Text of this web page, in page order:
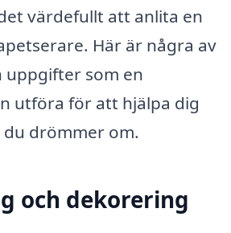
värdefullt att anlita en
Här är några av
uppgifter som en
utföra för att hjälpa dig
drömmer om.
och dekorering